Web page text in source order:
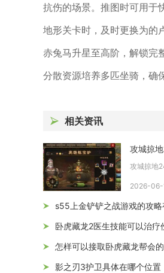
抗伤的场景。推图时可用于
地形关卡时，及时更换为的
赤兔马升星至高阶，解锁完
分散资源培养多匹坐骑，确
相关资讯
2026-06-
s55上金铲铲之战游戏的攻
卧虎藏龙2医生技能可以治疗
怎样可以接取卧虎藏龙帮会
影之刃3护卫具体在哪个位置